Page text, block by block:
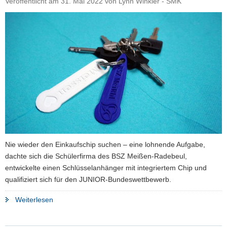
a
Nie wieder den Einkaufschip suchen – eine lohnende Aufgabe,
dachte sich die Schülerfirma des BSZ Meißen-Radebeul,
entwickelte einen Schlüsselanhänger mit integriertem Chip und
qualifiziert sich für den JUNIOR-Bundeswettbewerb.
Weiterlesen